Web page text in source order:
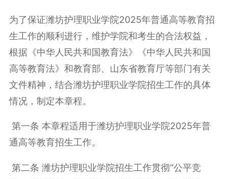
为了保证潍坊护理职业学院2025年普通高等教育招
生工作的顺利进行，维护学院和考生的合法权益，
根据《中华人民共和国教育法》《中华人民共和国
高等教育法》和教育部、山东省教育厅等部门有关
文件精神，结合潍坊护理职业学院招生工作的具体
情况，制定本章程。
第一条 本章程适用于潍坊护理职业学院2025年普
通高等教育招生工作。
第二条 潍坊护理职业学院招生工作贯彻“公平竞